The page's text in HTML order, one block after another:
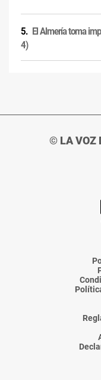
El Almería toma
4)
© LA VOZ